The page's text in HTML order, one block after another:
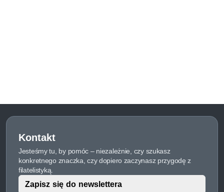
Kontakt
Jesteśmy tu, by pomóc – niezależnie, czy szukasz
konkretnego znaczka, czy dopiero zaczynasz przygodę z
filatelistyką.
Zapisz się do newslettera